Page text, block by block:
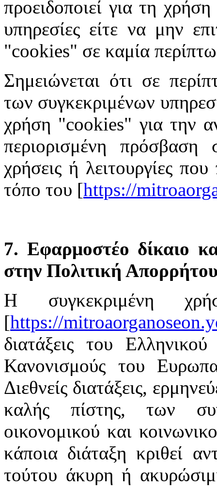
προειδοποιεί για τη
υπηρεσίες είτε να μην
"cookies" σε καμία
Σημειώνεται ότι σε
των συγκεκριμένων
χρήση "cookies" για την
περιορισμένη πρόσβαση
χρήσεις ή λειτουργίες
τόπο του [https://
7. Εφαρμοστέο δίκαιο
στην Πολιτική
Η συγκεκριμένη
[https://
διατάξεις του
Κανονισμούς του
Διεθνείς διατάξεις,
καλής πίστης, των
οικονομικού και
κάποια διάταξη κριθεί
τούτου άκυρη ή